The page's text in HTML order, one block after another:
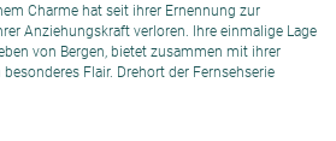
Charme hat seit ihrer Ernennung zur
Anziehungskraft verloren. Ihre einmalige Lage
von Bergen, bietet zusammen mit ihrer
Flair. Drehort der Fernsehserie